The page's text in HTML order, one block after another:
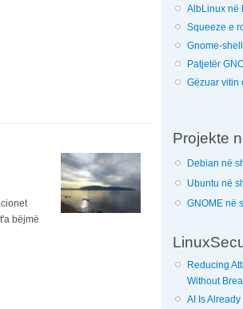
bëjmë
AlbLinux në
Squeeze e
Gnome-
Patjetër
Gëzuar vitin
Projekte
Debian në
Ubuntu në
GNOME në
Reducing
Without
AI Is